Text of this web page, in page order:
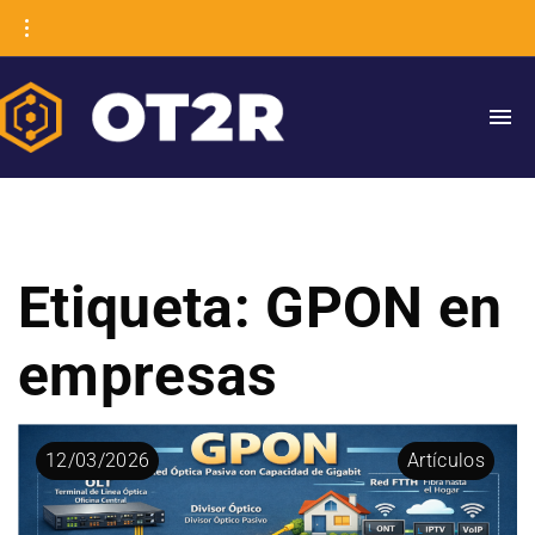
Etiqueta: GPON en
empresas
12/03/2026 Artículos